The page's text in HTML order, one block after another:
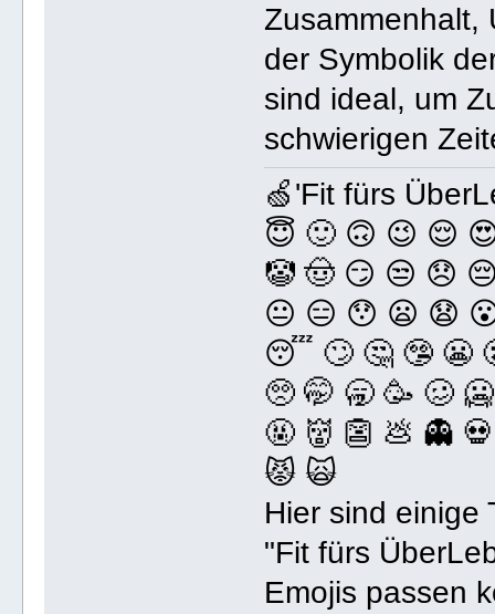
Zusammenhalt,
der Symbolik
sind ideal, um
schwierigen
🍏'Fit fürs
😇 🙂 🙃 😉 😌
🤡 🤠 😏 😒 😞
😐 😑 😯 😦 😧
😴 🙄 🤔 🤥 😬
🥺 🤭 🥱 🥳 🥴
🤬 👹 👺 💩 👻
😾 🙀
Hier sind einige
"Fit fürs
Emojis passen